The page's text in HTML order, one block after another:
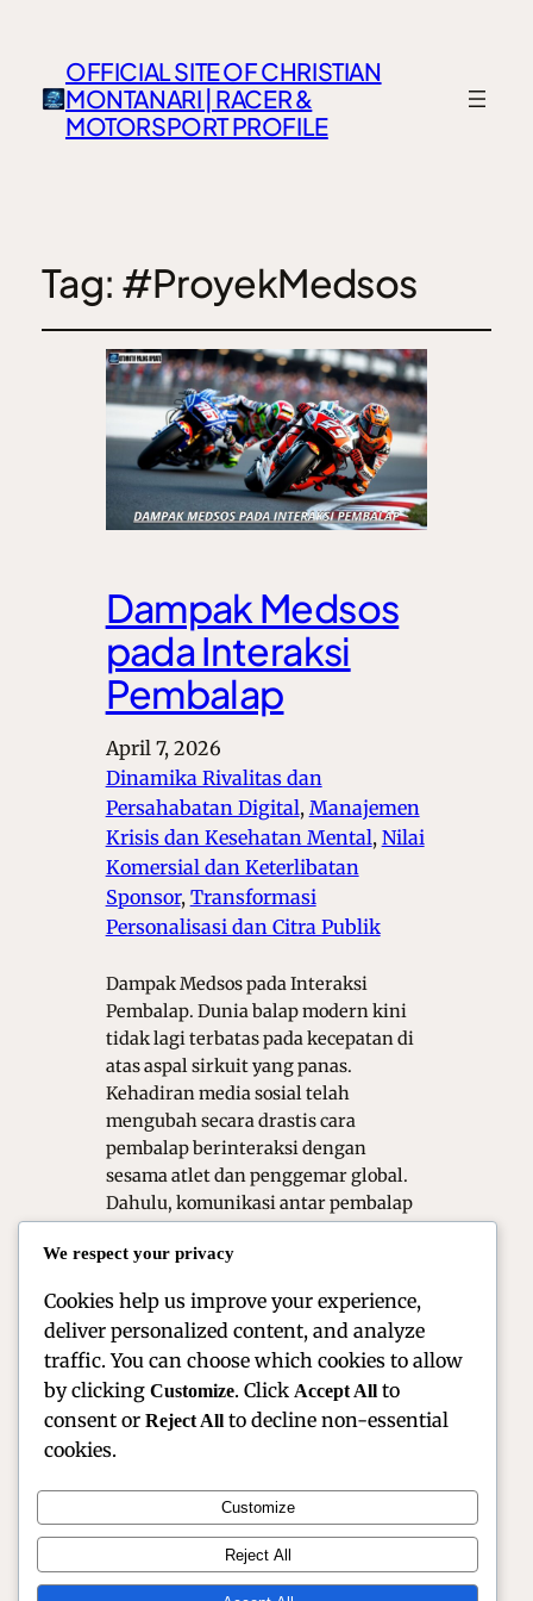
OFFICIAL SITE OF CHRISTIAN
MONTANARI | RACER &
MOTORSPORT PROFILE
Tag: #ProyekMedsos
Dampak Medsos
pada Interaksi
Pembalap
April 7, 2026
Dinamika Rivalitas dan
Persahabatan Digital, Manajemen
Krisis dan Kesehatan Mental, Nilai
Komersial dan Keterlibatan
Sponsor, Transformasi
Personalisasi dan Citra Publik
Dampak Medsos pada Interaksi
Pembalap. Dunia balap modern kini
tidak lagi terbatas pada kecepatan di
atas aspal sirkuit yang panas.
Kehadiran media sosial telah
mengubah secara drastis cara
pembalap berinteraksi dengan
sesama atlet dan penggemar global.
Dahulu, komunikasi antar pembalap
paddock atau saat konferensi pers
Official Site of Christian Montanari | Racer &
Motorsport Profile
We respect your privacy
Cookies help us improve your experience,
deliver personalized content, and analyze
traffic. You can choose which cookies to allow
by clicking Customize. Click Accept All to
consent or Reject All to decline non-essential
cookies.
Customize
Reject All